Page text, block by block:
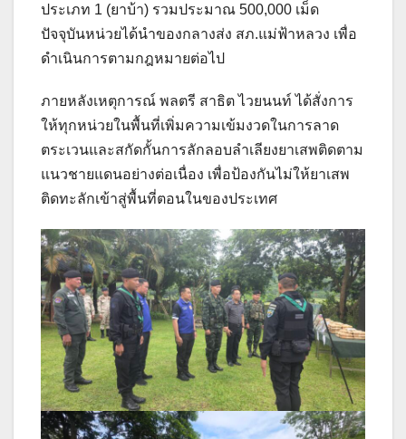
ประเภท 1 (ยาบ้า) รวมประมาณ 500,000 เม็ด
ปัจจุบันหน่วยได้นำของกลางส่ง สภ.แม่ฟ้าหลวง เพื่อ
ดำเนินการตามกฎหมายต่อไป
ภายหลังเหตุการณ์ พลตรี สาธิต ไวยนนท์ ได้สั่งการ
ให้ทุกหน่วยในพื้นที่เพิ่มความเข้มงวดในการลาด
ตระเวนและสกัดกั้นการลักลอบลำเลียงยาเสพติดตาม
แนวชายแดนอย่างต่อเนื่อง เพื่อป้องกันไม่ให้ยาเสพ
ติดทะลักเข้าสู่พื้นที่ตอนในของประเทศ